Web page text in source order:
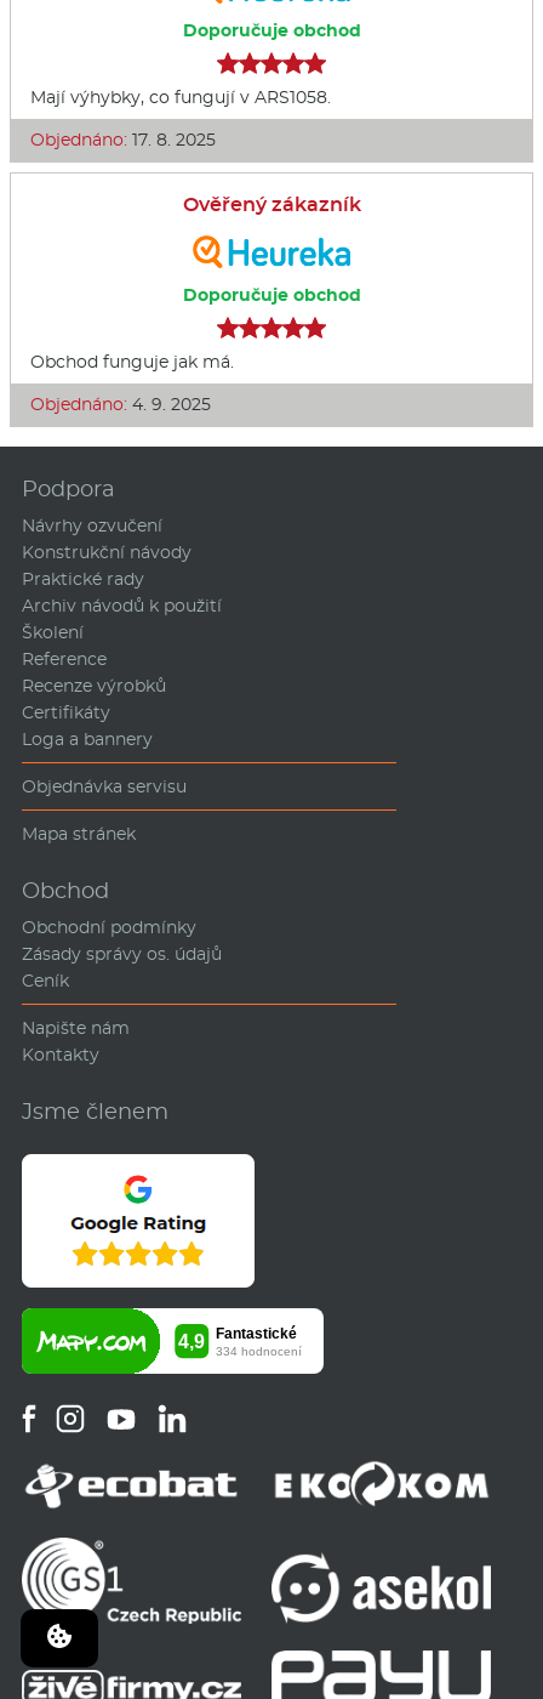
Doporučuje obchod
Mají výhybky, co fungují v ARS1058.
Objednáno: 17. 8. 2025
Ověřený zákazník
Doporučuje obchod
Obchod funguje jak má.
Objednáno: 4. 9. 2025
Podpora
Návrhy ozvučení
Konstrukční návody
Praktické rady
Archiv návodů k použití
Školení
Reference
Recenze výrobků
Certifikáty
Loga a bannery
Objednávka servisu
Mapa stránek
Obchod
Obchodní podmínky
Zásady správy os. údajů
Ceník
Napište nám
Kontakty
Jsme členem